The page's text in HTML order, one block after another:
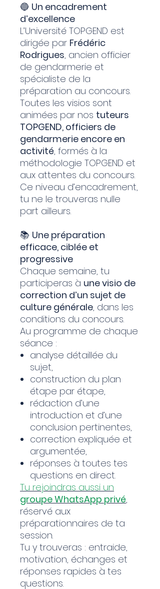
🔵 Un encadrement
d’excellence
L’Université TOPGEND est
dirigée par Frédéric
Rodrigues, ancien officier
de gendarmerie et
spécialiste de la
préparation au concours.
Toutes les visios sont
animées par nos tuteurs
TOPGEND, officiers de
gendarmerie encore en
activité, formés à la
méthodologie TOPGEND et
aux attentes du concours.
Ce niveau d’encadrement,
tu ne le trouveras nulle
part ailleurs.
📚 Une préparation
efficace, ciblée et
progressive
Chaque semaine, tu
participeras à une visio de
correction d’un sujet de
culture générale, dans les
conditions du concours.
Au programme de chaque
séance :
analyse détaillée du
sujet,
construction du plan
étape par étape,
rédaction d’une
introduction et d’une
conclusion pertinentes,
correction expliquée et
argumentée,
réponses à toutes tes
questions en direct.
Tu rejoindras aussi un
groupe WhatsApp privé,
réservé aux
préparationnaires de ta
session.
Tu y trouveras : entraide,
motivation, échanges et
réponses rapides à tes
questions.